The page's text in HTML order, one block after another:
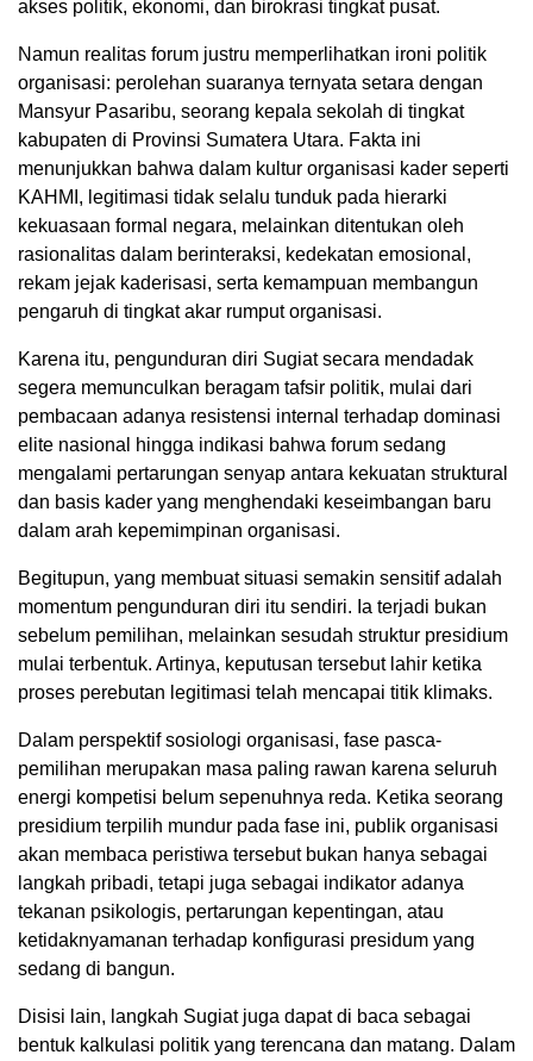
akses politik, ekonomi, dan birokrasi tingkat pusat.
Namun realitas forum justru memperlihatkan ironi politik
organisasi: perolehan suaranya ternyata setara dengan
Mansyur Pasaribu, seorang kepala sekolah di tingkat
kabupaten di Provinsi Sumatera Utara. Fakta ini
menunjukkan bahwa dalam kultur organisasi kader seperti
KAHMI, legitimasi tidak selalu tunduk pada hierarki
kekuasaan formal negara, melainkan ditentukan oleh
rasionalitas dalam berinteraksi, kedekatan emosional,
rekam jejak kaderisasi, serta kemampuan membangun
pengaruh di tingkat akar rumput organisasi.
Karena itu, pengunduran diri Sugiat secara mendadak
segera memunculkan beragam tafsir politik, mulai dari
pembacaan adanya resistensi internal terhadap dominasi
elite nasional hingga indikasi bahwa forum sedang
mengalami pertarungan senyap antara kekuatan struktural
dan basis kader yang menghendaki keseimbangan baru
dalam arah kepemimpinan organisasi.
Begitupun, yang membuat situasi semakin sensitif adalah
momentum pengunduran diri itu sendiri. Ia terjadi bukan
sebelum pemilihan, melainkan sesudah struktur presidium
mulai terbentuk. Artinya, keputusan tersebut lahir ketika
proses perebutan legitimasi telah mencapai titik klimaks.
Dalam perspektif sosiologi organisasi, fase pasca-
pemilihan merupakan masa paling rawan karena seluruh
energi kompetisi belum sepenuhnya reda. Ketika seorang
presidium terpilih mundur pada fase ini, publik organisasi
akan membaca peristiwa tersebut bukan hanya sebagai
langkah pribadi, tetapi juga sebagai indikator adanya
tekanan psikologis, pertarungan kepentingan, atau
ketidaknyamanan terhadap konfigurasi presidum yang
sedang di bangun.
Disisi lain, langkah Sugiat juga dapat di baca sebagai
bentuk kalkulasi politik yang terencana dan matang. Dalam